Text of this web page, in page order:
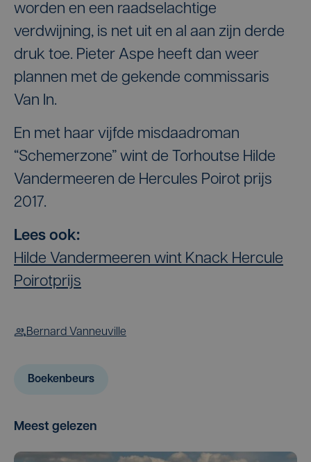
worden en een raadselachtige
verdwijning, is net uit en al aan zijn derde
druk toe. Pieter Aspe heeft dan weer
plannen met de gekende commissaris
Van In.
En met haar vijfde misdaadroman
“Schemerzone” wint de Torhoutse Hilde
Vandermeeren de Hercules Poirot prijs
2017.
Lees ook:
Hilde Vandermeeren wint Knack Hercule
Poirotprijs
Bernard Vanneuville
Boekenbeurs
Meest gelezen